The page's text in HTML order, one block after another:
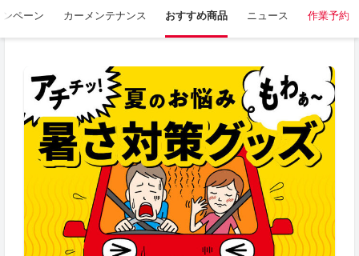
ペーン カーメンテナンス おすすめ商品 ニュース 作業予約